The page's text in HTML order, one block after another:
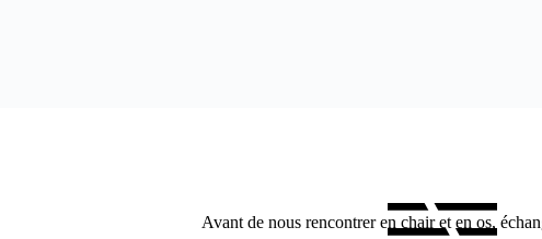
Avant de nous rencontrer en chair et en os,